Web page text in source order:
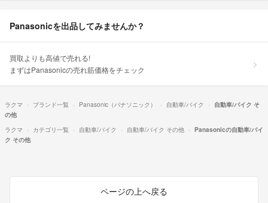
Panasonicを出品してみませんか？
買取よりも高値で売れる!
まずはPanasonicの売れ筋価格をチェック
ラクマ ブランド一覧 Panasonic（パナソニック） 自動車/バイク
自動車/バイク そ
の他
ラクマ
カテゴリ一覧 自動車/バイク 自動車/バイク その他
Panasonicの自動車/バイ
ク その他
ページの上へ戻る